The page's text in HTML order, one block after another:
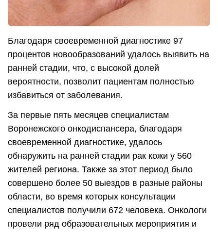
Благодаря своевременной диагностике 97
процентов новообразований удалось выявить на
ранней стадии, что, с высокой долей
вероятности, позволит пациентам полностью
избавиться от заболевания.
За первые пять месяцев специалистам
Воронежского онкодиспансера, благодаря
своевременной диагностике, удалось
обнаружить на ранней стадии рак кожи у 560
жителей региона. Также за этот период было
совершено более 50 выездов в разные районы
области, во время которых консультации
специалистов получили 672 человека. Онкологи
провели ряд образовательных мероприятия и